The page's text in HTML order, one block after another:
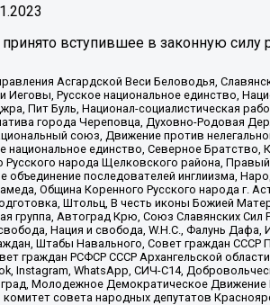
вступившее в законную
Асгардской Веси Беловодья,
Русское национальное единство,
Пит Буль, Национал-социалистическая
города Череповца, Духовно-Родовая
союз, Движение против
национальное единство, Северное Братство,
народа Щелковского района,
последователей инглиизма,
Община Коренного Русского народа г.
Штольц, В честь иконы Божией
Автоград Крю, Союз Славянских Сил
Нация и свобода, W.H.С., Фалунь Дафа,
Штабы Навального, Совет граждан СССР
граждан РСФСР СССР Архангельской
Instagram, WhatsApp, СИЧ-С14,
Молодежное Демократическое
совета народных депутатов